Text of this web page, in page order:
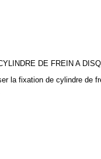
DE FREIN A
la fixation de cylindre de